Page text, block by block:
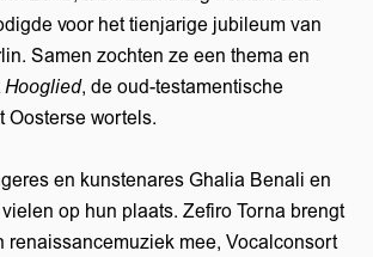
voor het tienjarige jubileum van
Samen zochten ze een thema en
Hooglied, de oud-testamentische
Oosterse wortels.
en kunstenares Ghalia Benali en
op hun plaats. Zefiro Torna brengt
renaissancemuziek mee, Vocalconsort